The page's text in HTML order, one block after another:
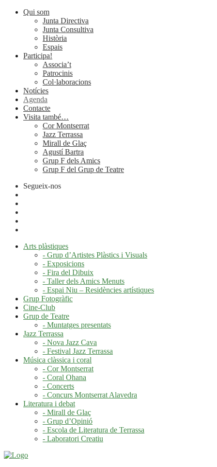
Qui som
Junta Directiva
Junta Consultiva
Història
Espais
Participa!
Associa’t
Patrocinis
Col·laboracions
Notícies
Agenda
Contacte
Visita també…
Cor Montserrat
Jazz Terrassa
Mirall de Glaç
Agustí Bartra
Grup F dels Amics
Grup F del Grup de Teatre
Segueix-nos
Arts plàstiques
- Grup d’Artistes Plàstics i Visuals
- Exposicions
- Fira del Dibuix
- Taller dels Amics Menuts
- Espai Niu – Residències artístiques
Grup Fotogràfic
Cine-Club
Grup de Teatre
- Muntatges presentats
Jazz Terrassa
- Nova Jazz Cava
- Festival Jazz Terrassa
Música clàssica i coral
- Cor Montserrat
- Coral Ohana
- Concerts
- Concurs Montserrat Alavedra
Literatura i debat
- Mirall de Glaç
- Grup d’Opinió
- Escola de Literatura de Terrassa
- Laboratori Creatiu